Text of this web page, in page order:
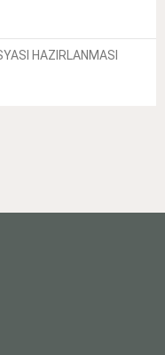
HAZIRLANMASI